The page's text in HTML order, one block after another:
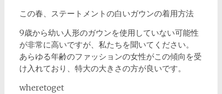
この春、ステートメントの白いガウンの着用方法
9歳から幼い人形のガウンを使用していない可能性
が非常に高いですが、私たちを聞いてください。
あらゆる年齢のファッションの女性がこの傾向を受
け入れており、特大の大きさの方が良いです。
wheretoget